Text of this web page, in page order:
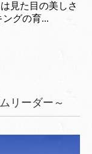
見た目の美しさ
グの育...
リーダー～